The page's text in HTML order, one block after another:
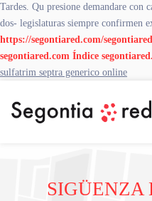
Tardes. Qu presione demandare con
dos- legislaturas siempre confirmen
https://segontiared.com/
segontiared.com Índice
sulfatrim septra generico online
SIGÜENZA